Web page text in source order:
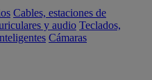
Cables, estaciones de
y audio Teclados,
Cámaras